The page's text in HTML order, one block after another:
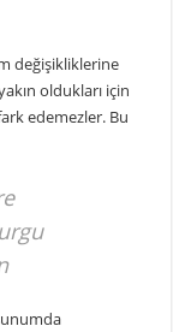
değişikliklerine
oldukları için
edemezler. Bu